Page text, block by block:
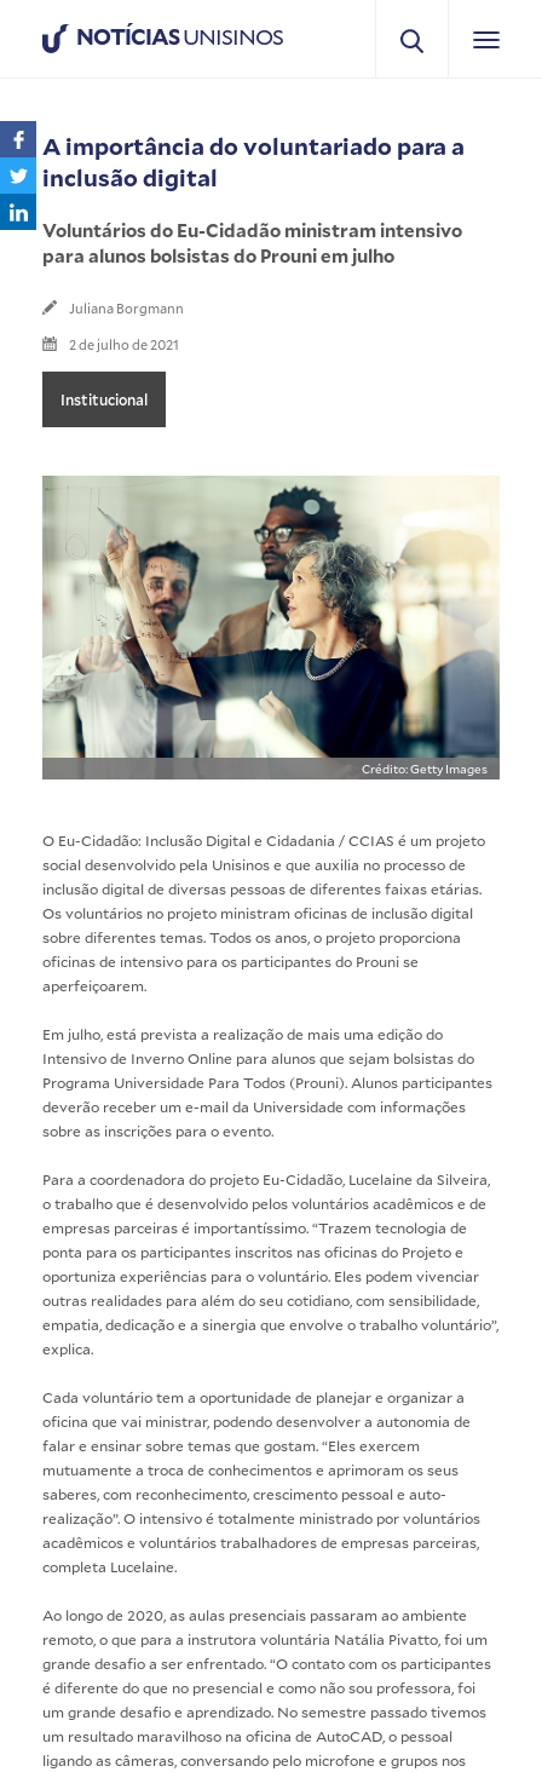
NOTÍCIASUNISINOS
A importância do voluntariado para a
inclusão digital
Voluntários do Eu-Cidadão ministram intensivo
para alunos bolsistas do Prouni em julho
Juliana Borgmann
2 de julho de 2021
Institucional
Crédito: Getty Images
O Eu-Cidadão: Inclusão Digital e Cidadania / CCIAS é um projeto
social desenvolvido pela Unisinos e que auxilia no processo de
inclusão digital de diversas pessoas de diferentes faixas etárias.
Os voluntários no projeto ministram oficinas de inclusão digital
sobre diferentes temas. Todos os anos, o projeto proporciona
oficinas de intensivo para os participantes do Prouni se
aperfeiçoarem.
Em julho, está prevista a realização de mais uma edição do
Intensivo de Inverno Online para alunos que sejam bolsistas do
Programa Universidade Para Todos (Prouni). Alunos participantes
deverão receber um e-mail da Universidade com informações
sobre as inscrições para o evento.
Para a coordenadora do projeto Eu-Cidadão, Lucelaine da Silveira,
o trabalho que é desenvolvido pelos voluntários acadêmicos e de
empresas parceiras é importantíssimo. “Trazem tecnologia de
ponta para os participantes inscritos nas oficinas do Projeto e
oportuniza experiências para o voluntário. Eles podem vivenciar
outras realidades para além do seu cotidiano, com sensibilidade,
empatia, dedicação e a sinergia que envolve o trabalho voluntário”,
explica.
Cada voluntário tem a oportunidade de planejar e organizar a
oficina que vai ministrar, podendo desenvolver a autonomia de
falar e ensinar sobre temas que gostam. “Eles exercem
mutuamente a troca de conhecimentos e aprimoram os seus
saberes, com reconhecimento, crescimento pessoal e auto-
realização”. O intensivo é totalmente ministrado por voluntários
acadêmicos e voluntários trabalhadores de empresas parceiras,
completa Lucelaine.
Ao longo de 2020, as aulas presenciais passaram ao ambiente
remoto, o que para a instrutora voluntária Natália Pivatto, foi um
grande desafio a ser enfrentado. “O contato com os participantes
é diferente do que no presencial e como não sou professora, foi
um grande desafio e aprendizado. No semestre passado tivemos
um resultado maravilhoso na oficina de AutoCAD, o pessoal
ligando as câmeras, conversando pelo microfone e grupos nos